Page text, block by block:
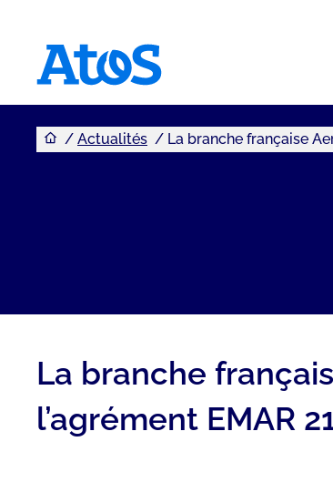
Vous êtes ici
Actualités La branche française
La branche
l’agrément EMAR